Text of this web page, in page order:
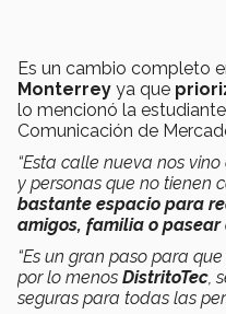
Es un cambio completo
Monterrey ya que
lo mencionó la estudiante
Comunicación de
“Esta calle nueva nos
y personas que no tienen
bastante espacio para
amigos, familia o
“Es un gran paso para
por lo menos DistritoTec,
seguras para todas las